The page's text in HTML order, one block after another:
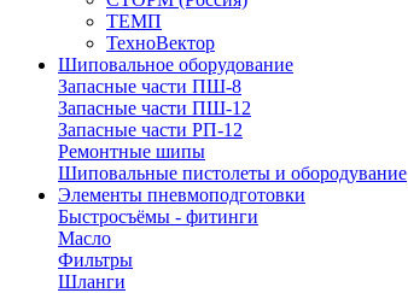
ТЕМП
ТехноВектор
Шиповальное оборудование
Запасные части ПШ-8
Запасные части ПШ-12
Запасные части РП-12
Ремонтные шипы
Шиповальные пистолеты и обородувание
Элементы пневмоподготовки
Быстросъёмы - фитинги
Масло
Фильтры
Шланги